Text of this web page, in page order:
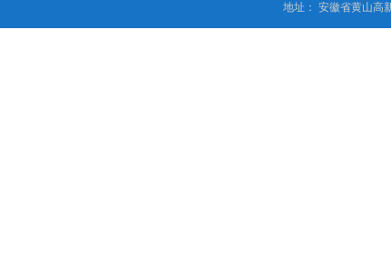
地址： 安徽省黄山高